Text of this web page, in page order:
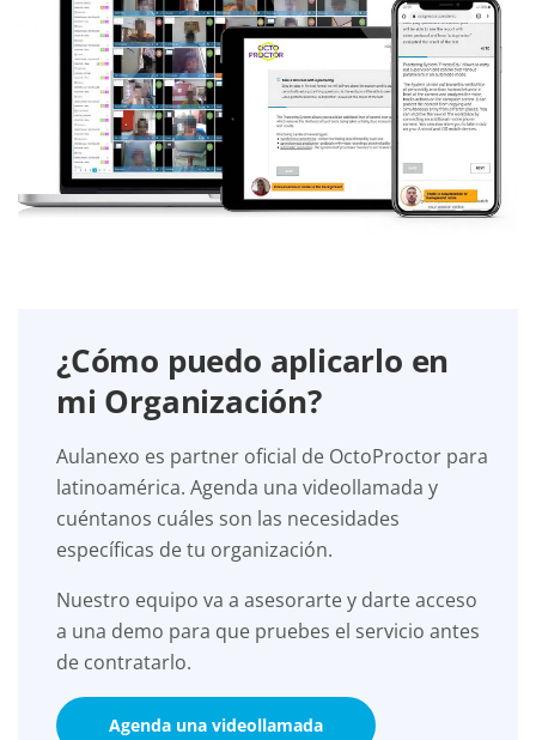
¿Cómo puedo aplicarlo en
mi Organización?
Aulanexo es partner oficial de OctoProctor para
latinoamérica. Agenda una videollamada y
cuéntanos cuáles son las necesidades
específicas de tu organización.
Nuestro equipo va a asesorarte y darte acceso
a una demo para que pruebes el servicio antes
de contratarlo.
Agenda una videollamada